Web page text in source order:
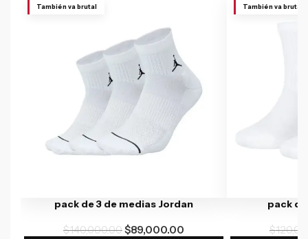
También va brutal
pack de 3 de medias Jordan
$140,000.00$89,000.00
También va brutal
pack
$